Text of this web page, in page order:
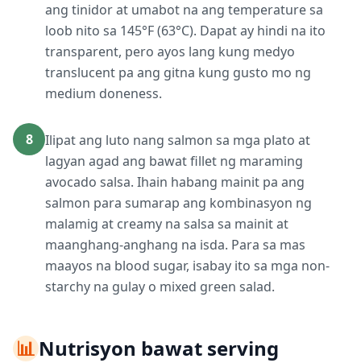
ang tinidor at umabot na ang temperature sa
loob nito sa 145°F (63°C). Dapat ay hindi na ito
transparent, pero ayos lang kung medyo
translucent pa ang gitna kung gusto mo ng
medium doneness.
8
Ilipat ang luto nang salmon sa mga plato at
lagyan agad ang bawat fillet ng maraming
avocado salsa. Ihain habang mainit pa ang
salmon para sumarap ang kombinasyon ng
malamig at creamy na salsa sa mainit at
maanghang-anghang na isda. Para sa mas
maayos na blood sugar, isabay ito sa mga non-
starchy na gulay o mixed green salad.
📊Nutrisyon bawat serving